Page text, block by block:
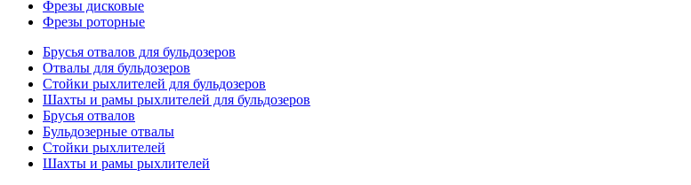
Фрезы дисковые
Фрезы роторные
Брусья отвалов для бульдозеров
Отвалы для бульдозеров
Стойки рыхлителей для бульдозеров
Шахты и рамы рыхлителей для бульдозеров
Брусья отвалов
Бульдозерные отвалы
Стойки рыхлителей
Шахты и рамы рыхлителей